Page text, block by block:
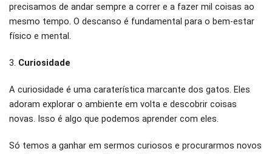
precisamos de andar sempre a correr e a fazer mil coisas ao
mesmo tempo. O descanso é fundamental para o bem-estar
físico e mental.
3. Curiosidade
A curiosidade é uma caraterística marcante dos gatos. Eles
adoram explorar o ambiente em volta e descobrir coisas
novas. Isso é algo que podemos aprender com eles.
Só temos a ganhar em sermos curiosos e procurarmos novos